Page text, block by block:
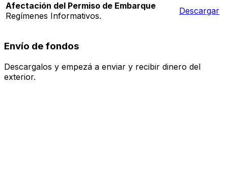
Afectación del Permiso de Embarque
Regímenes Informativos.
Descargar
Envío de fondos
Descargalos y empezá a enviar y recibir dinero del
exterior.